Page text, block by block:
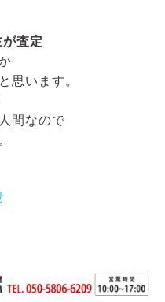
査定
思います。
間なので